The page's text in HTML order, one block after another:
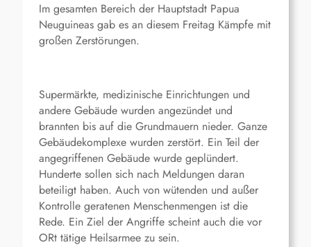
Im gesamten Bereich der Hauptstadt Papua
Neuguineas gab es an diesem Freitag Kämpfe mit
großen Zerstörungen.
Supermärkte, medizinische Einrichtungen und
andere Gebäude wurden angezündet und
brannten bis auf die Grundmauern nieder. Ganze
Gebäudekomplexe wurden zerstört. Ein Teil der
angegriffenen Gebäude wurde geplündert.
Hunderte sollen sich nach Meldungen daran
beteiligt haben. Auch von wütenden und außer
Kontrolle geratenen Menschenmengen ist die
Rede. Ein Ziel der Angriffe scheint auch die vor
ORt tätige Heilsarmee zu sein.